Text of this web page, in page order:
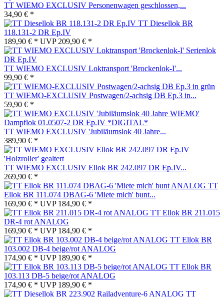
TT WIEMO EXCLUSIV Personenwagen geschlossen,...
34,90 € *
TT Diesellok BR
118.131-2 DR Ep.IV
189,90 € * UVP 209,90 € *
TT WIEMO EXCLUSIV Loktransport 'Brockenlok-I'...
99,90 € *
TT WIEMO-EXCLUSIV Postwagen/2-achsig DB Ep.3 in...
59,90 € *
TT WIEMO EXCLUSIV 'Jubiläumslok 40 Jahre...
389,90 € *
TT WIEMO EXCLUSIV Ellok BR 242.097 DR Ep.IV...
269,90 € *
TT
Ellok BR 111.074 DBAG-6 'Miete mich' bunt...
169,90 € * UVP 184,90 € *
TT Ellok BR 211.015
DR-4 rot ANALOG
169,90 € * UVP 184,90 € *
TT Ellok BR
103.002 DB-4 beige/rot ANALOG
174,90 € * UVP 189,90 € *
TT Ellok BR
103.113 DB-5 beige/rot ANALOG
174,90 € * UVP 189,90 € *
TT